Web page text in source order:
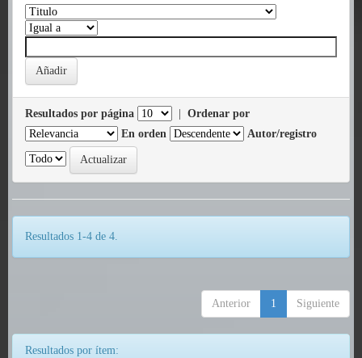
Resultados por página
Ordenar por
En orden
Autor/registro
Resultados 1-4 de 4.
Anterior 1 Siguiente
Resultados por ítem: